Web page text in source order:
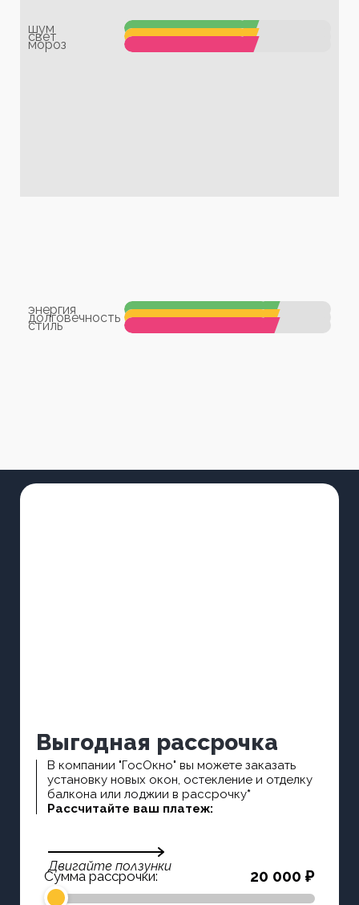
шум
свет
мороз
энергия
долговечность
стиль
Двигайте ползунки
Выгодная рассрочка
В компании "ГосОкно" вы можете заказать
установку новых окон, остекление и отделку
балкона или лоджии в рассрочку*
Рассчитайте ваш платеж:
Сумма рассрочки: 20 000 ₽